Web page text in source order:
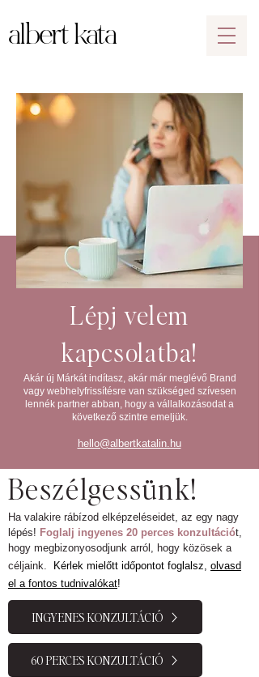
albert kata
Lépj velem
kapcsolatba!
Akár új Márkát indítasz, akár már meglévő Brand
vagy webhelyfrissítésre van szükséged szívesen
lennék partner abban, hogy a vállalkozásodat a
következő szintre emeljük.
hello@albertkatalin.hu
Beszélgessünk!
Ha valakire rábízod elképzeléseidet, az egy nagy
lépés! Foglalj ingyenes 20 perces konzultációt,
hogy megbizonyosodjunk arról, hogy közösek a
céljaink.
Kérlek mielőtt időpontot foglalsz, olvasd
el a fontos tudnivalókat!
INGYENES KONZULTÁCIÓ
60 PERCES KONZULTÁCIÓ